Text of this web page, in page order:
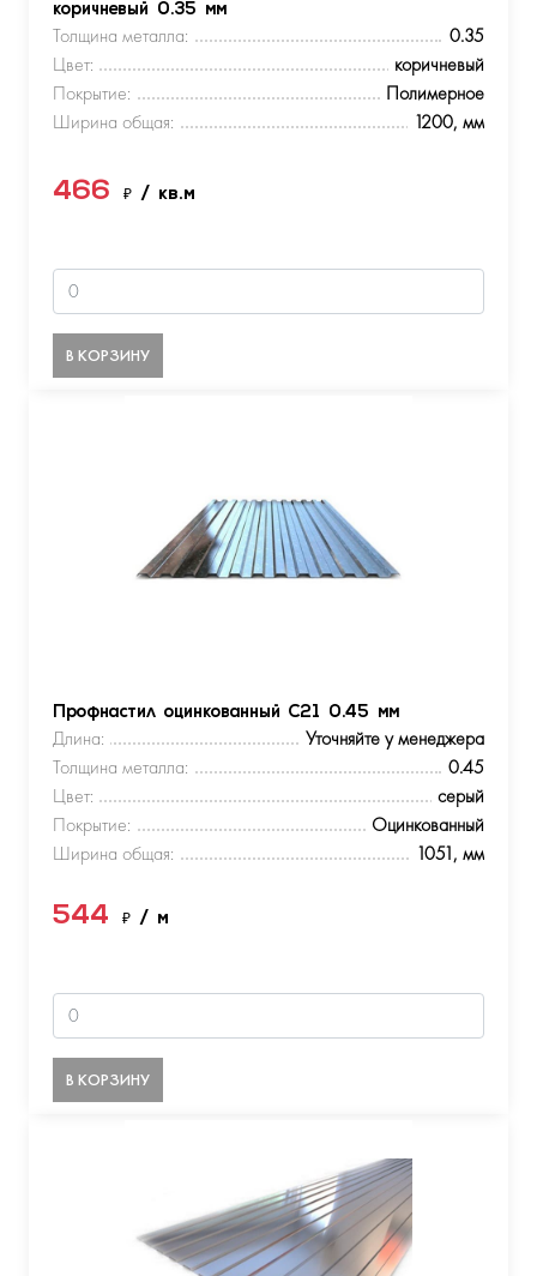
коричневый 0.35 мм
Толщина металла:
0.35
Цвет:
коричневый
Покрытие:
Полимерное
Ширина общая:
1200, мм
466 ₽ / кв.м
В КОРЗИНУ
Профнастил оцинкованный С21 0.45 мм
Длина:
Уточняйте у менеджера
Толщина металла:
0.45
Цвет:
серый
Покрытие:
Оцинкованный
Ширина общая:
1051, мм
544 ₽ / м
В КОРЗИНУ